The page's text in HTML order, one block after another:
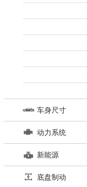
车身尺寸
动力系统
新能源
底盘制动